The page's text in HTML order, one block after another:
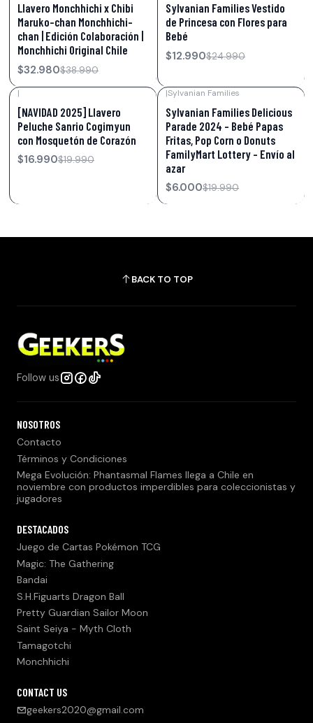
Llavero Monchhichi x Chibi
Maruko-chan Monchhichi-
chan | Edición Colaboración |
Monchhichi Original Chile
$32.980$38.990
Sylvanian Families Vestido
de Princesa con Flores para
Bebé
$12.990$24.990
|
[NAVIDAD 2025] Llavero
Peluche Sanrio Cogimyun
con Mosquetón de Corazón
$16.990$19.990
|Sylvanian Families
Sylvanian Families Delicious
Parade 2024 – Bebé Papas
Fritas, Pop Corn o Donuts
FamilyMart Lottery - Envío al
azar
$6.000$19.990
BACK TO TOP
Follow us
NOSOTROS
Contacto
Términos y Condiciones
Mega Evolución: Phantasmal Flames llega a Chile en
noviembre con productos imperdibles para coleccionistas y
jugadores
DESTACADOS
Juego de Cartas Pokémon TCG
Magic: The Gathering
Bandai
S.H.Figuarts Dragon Ball
Pretty Guardian Sailor Moon
Saint Seiya - Myth Cloth
Tamagotchi
Monchhichi
CONTACT US
geekers2020@gmail.com